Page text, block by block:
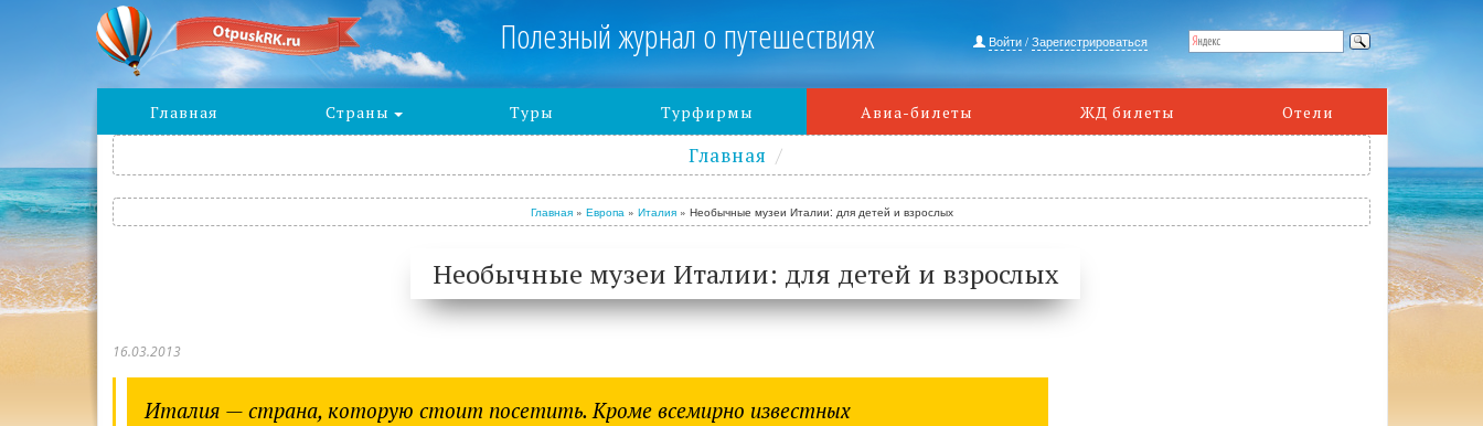
Полезный журнал о путешествиях Войти/Зарегистрироваться
Главная Страны Туры Турфирмы Авиа-билеты ЖД билеты Отели
Главная
Главная» Европа» Италия» Необычные музеи Италии: для детей и взрослых
Необычные музеи Италии: для детей и взрослых
16.03.2013
Италия — страна, которую стоит посетить. Кроме всемирно известных